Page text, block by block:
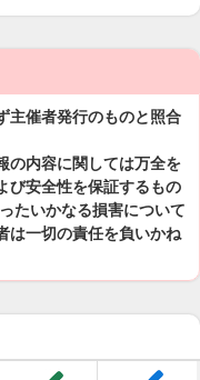
主催者発行のものと照合
の内容に関しては万全を
び安全性を保証するもの
たいかなる損害について
は一切の責任を負いかね